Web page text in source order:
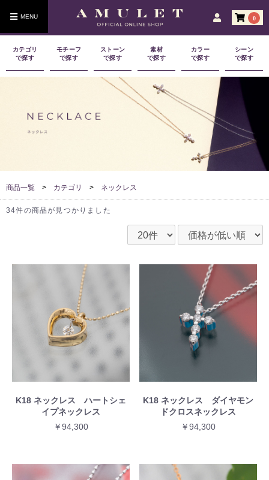
0
カテゴリ
で探す
モチーフ
で探す
ストーン
で探す
素材
で探す
カラー
で探す
シーン
で探す
商品一覧 > カテゴリ > ネックレス
34件の商品が見つかりました
K18 ネックレス ハートシェ
イプネックレス
￥94,300
K18 ネックレス ダイヤモン
ドクロスネックレス
￥94,300